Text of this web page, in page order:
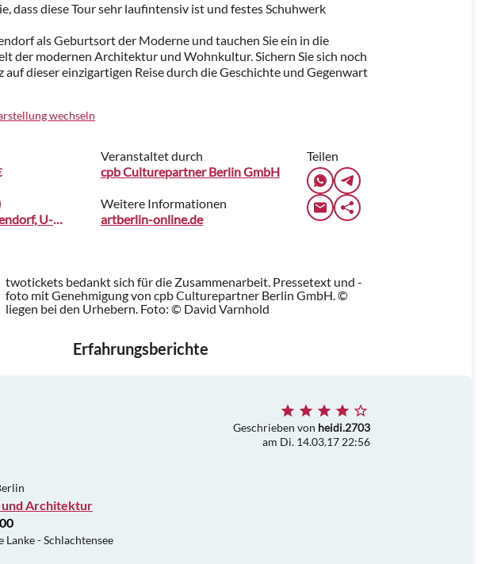
dass diese Tour sehr laufintensiv ist und festes Schuhwerk
als Geburtsort der Moderne und tauchen Sie ein in die
der modernen Architektur und Wohnkultur. Sichern Sie sich noch
auf dieser einzigartigen Reise durch die Geschichte und Gegenwart
wechseln
Treffpunkt: Zehlendorf, U-Bahnhof Krumme Lanke, Vorplatz
Veranstaltet durch
cpb Culturepartner Berlin GmbH
Weitere Informationen
artberlin-online.de
Teilen
twotickets bedankt sich für die Zusammenarbeit. Pressetext und -
foto mit Genehmigung von cpb Culturepartner Berlin GmbH. ©
liegen bei den Urhebern. Foto: © David Varnhold
Erfahrungsberichte
Geschrieben von heidi.2703
am Di. 14.03.17 22:56
Architektur
- Schlachtensee